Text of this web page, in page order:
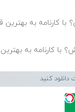
با کارنامه به
با کارنامه به
کنید